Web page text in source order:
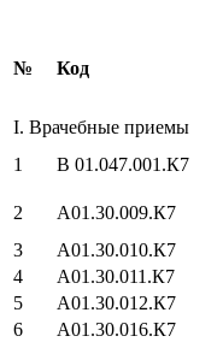
№ Код
I. Врачебные приемы
1
В 01.047.001.К7
2
A01.30.009.К7
3
A01.30.010.К7
4
A01.30.011.К7
5
A01.30.012.К7
6
A01.30.016.К7